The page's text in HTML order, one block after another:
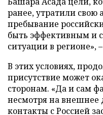
ранее, утратили свою
пребывание
быть эффективным и
ситуации в регионе»,
В этих условиях,
присутствие может
сторонам. «Да и сам
несмотря на внешнее
контакты с Россией